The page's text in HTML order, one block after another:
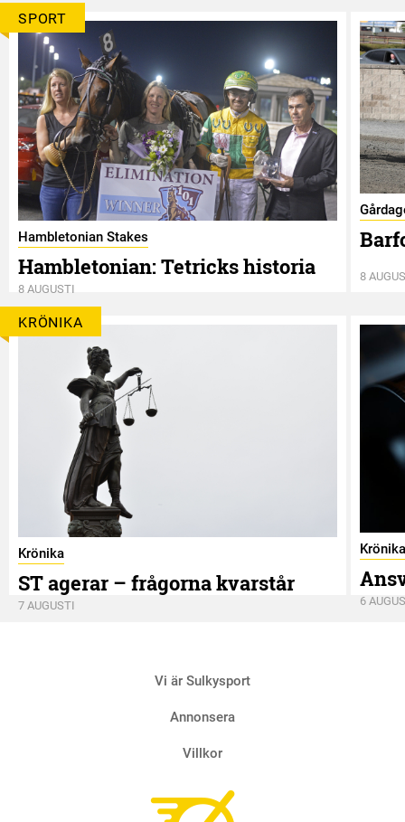
SPORT
Hambletonian Stakes
Hambletonian: Tetricks historia
8 AUGUSTI
8
KRÖNIKA
Krönika
ST agerar – frågorna kvarstår
7 AUGUSTI
Krönika
6
Vi är Sulkysport
Annonsera
Villkor